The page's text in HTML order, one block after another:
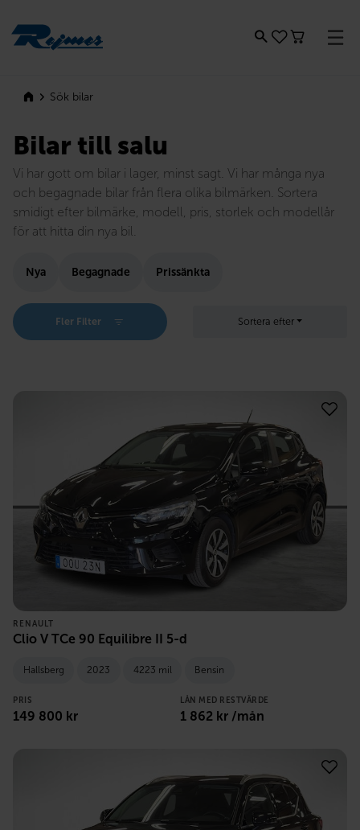
Sök bilar
Bilar till salu
Vi har gott om bilar i lager, minst sagt. Vi har många nya
och begagnade bilar från flera olika bilmärken. Sortera
smidigt efter bilmärke, modell, pris, storlek och modellår
för att hitta din nya bil.
Nya Begagnade Prissänkta
Fler Filter Sortera efter
RENAULT
Clio V TCe 90 Equilibre II 5-d
Hallsberg 2023 4223 mil Bensin
PRIS
149 800 kr
LÅN MED RESTVÄRDE
1 862 kr /mån